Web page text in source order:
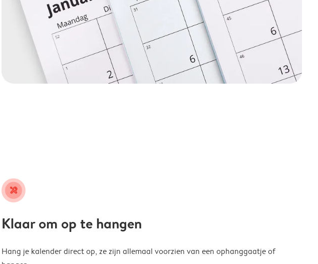
tools
Klaar om op te hangen
Hang je kalender direct op, ze zijn allemaal voorzien van een ophanggaatje of